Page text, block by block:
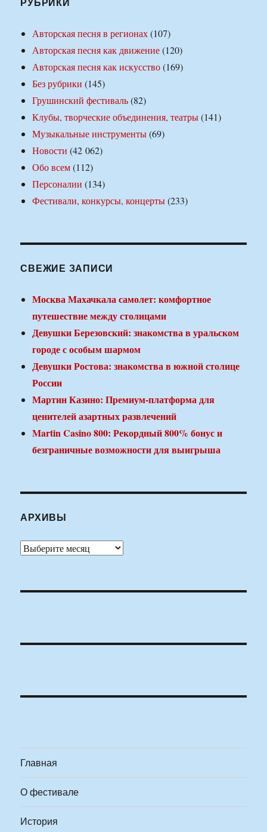
Авторская песня в регионах(107)
Авторская песня как движение(120)
Авторская песня как искусство(169)
Без рубрики (145)
Грушинский фестиваль(82)
Клубы, творческие объединения, театры(141)
Музыкальные инструменты(69)
Новости (42 062)
Обо всем(112)
Персоналии (134)
Фестивали, конкурсы, концерты(233)
СВЕЖИЕ ЗАПИСИ
Москва Махачкала самолет: комфортное
путешествие между столицами
Девушки Березовский: знакомства в уральском
городе с особым шармом
Девушки Ростова: знакомства в южной столице
России
Мартин Казино: Премиум-платформа для
ценителей азартных развлечений
Martin Casino 800: Рекордный 800% бонус и
безграничные возможности для выигрыша
АРХИВЫ
Архивы
Главная
О фестивале
История